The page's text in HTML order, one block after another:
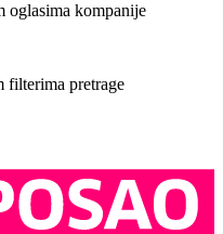
oglasima kompanije
filterima pretrage